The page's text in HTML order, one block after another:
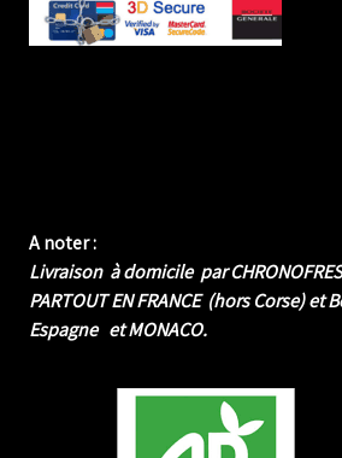
A noter :
Livraison à domicile par
PARTOUT EN FRANCE (hors Corse)
Espagne et MONACO.